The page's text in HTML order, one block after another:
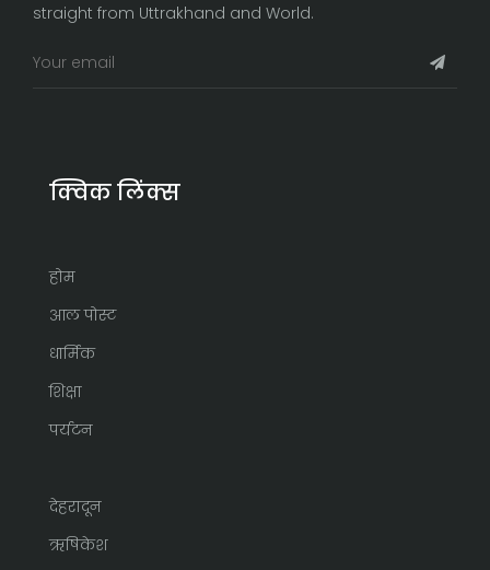
straight from Uttrakhand and World.
क्विक लिंक्स
होम
आल पोस्ट
धार्मिक
शिक्षा
पर्यटन
देहरादून
ऋषिकेश